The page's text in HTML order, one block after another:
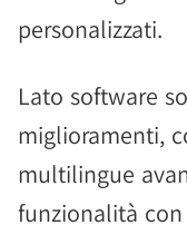
personalizzati.
Lato software
miglioramenti,
multilingue
funzionalità